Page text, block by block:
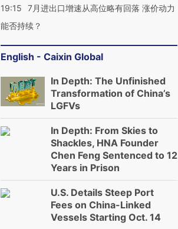
19:15
7月进出口增速从高位略有回落 涨价动力
能否持续？
English - Caixin Global
In Depth: The Unfinished
Transformation of China’s
LGFVs
In Depth: From Skies to
Shackles, HNA Founder
Chen Feng Sentenced to 12
Years in Prison
U.S. Details Steep Port
Fees on China-Linked
Vessels Starting Oct. 14